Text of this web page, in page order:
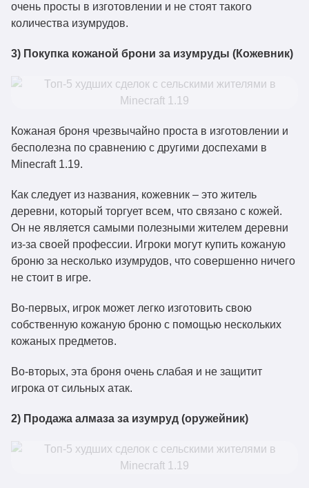
очень просты в изготовлении и не стоят такого
количества изумрудов.
3) Покупка кожаной брони за изумруды (Кожевник)
Кожаная броня чрезвычайно проста в изготовлении и
бесполезна по сравнению с другими доспехами в
Minecraft 1.19.
Как следует из названия, кожевник – это житель
деревни, который торгует всем, что связано с кожей.
Он не является самыми полезными жителем деревни
из-за своей профессии. Игроки могут купить кожаную
броню за несколько изумрудов, что совершенно ничего
не стоит в игре.
Во-первых, игрок может легко изготовить свою
собственную кожаную броню с помощью нескольких
кожаных предметов.
Во-вторых, эта броня очень слабая и не защитит
игрока от сильных атак.
2) Продажа алмаза за изумруд (оружейник)